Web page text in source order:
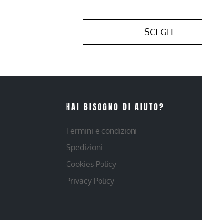
SCEGLI
HAI BISOGNO DI AIUTO?
Termini e condizioni
Spedizioni
Cookies Policy
Privacy Policy